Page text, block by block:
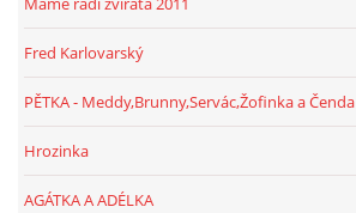
Fred Karlovarský
PĚTKA - Meddy,Brunny,Servác,Žofinka a Čenda
Hrozinka
AGÁTKA A ADÉLKA